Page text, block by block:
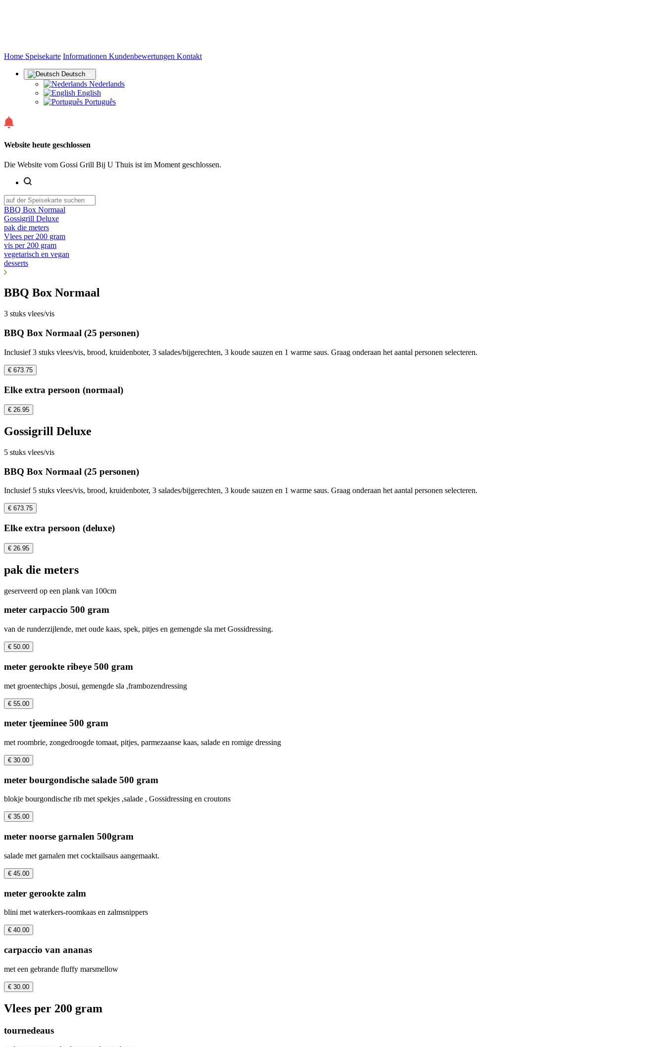
Home (aktuell)
Speisekarte Informationen Kundenbewertungen Kontakt
Deutsch
Nederlands
English
Português
Website heute geschlossen
Die Website vom Gossi Grill Bij U Thuis ist im Moment geschlossen.
BBQ Box Normaal
Gossigrill Deluxe
pak die meters
Vlees per 200 gram
vis per 200 gram
vegetarisch en vegan
desserts
BBQ Box Normaal
3 stuks vlees/vis
BBQ Box Normaal (25 personen)
Inclusief 3 stuks vlees/vis, brood, kruidenboter, 3 salades/bijgerechten, 3 koude sauzen en 1 warme saus. Graag onderaan het aantal personen selecteren.
€ 673.75
Elke extra persoon (normaal)
€ 26.95
Gossigrill Deluxe
5 stuks vlees/vis
BBQ Box Normaal (25 personen)
Inclusief 5 stuks vlees/vis, brood, kruidenboter, 3 salades/bijgerechten, 3 koude sauzen en 1 warme saus. Graag onderaan het aantal personen selecteren.
€ 673.75
Elke extra persoon (deluxe)
€ 26.95
pak die meters
geserveerd op een plank van 100cm
meter carpaccio 500 gram
van de runderzijlende, met oude kaas, spek, pitjes en gemengde sla met Gossidressing.
€ 50.00
meter gerookte ribeye 500 gram
met groentechips ,bosui, gemengde sla ,frambozendressing
€ 55.00
meter tjeeminee 500 gram
met roombrie, zongedroogde tomaat, pitjes, parmezaanse kaas, salade en romige dressing
€ 30.00
meter bourgondische salade 500 gram
blokje bourgondische rib met spekjes ,salade , Gossidressing en croutons
€ 35.00
meter noorse garnalen 500gram
salade met garnalen met cocktailsaus aangemaakt.
€ 45.00
meter gerookte zalm
blini met waterkers-roomkaas en zalmsnippers
€ 40.00
carpaccio van ananas
met een gebrande fluffy marsmellow
€ 30.00
Vlees per 200 gram
tournedeaus